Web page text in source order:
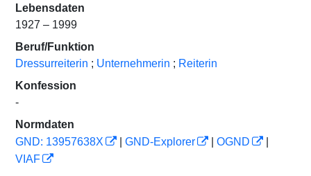
Lebensdaten
1927 – 1999
Beruf/Funktion
Dressurreiterin ; Unternehmerin ; Reiterin
Konfession
-
Normdaten
GND: 13957638X
GND-Explorer OGND
VIAF